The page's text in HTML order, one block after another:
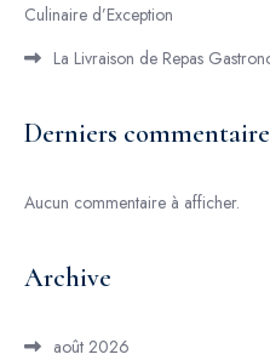
Culinaire d’Exception
La Livraison de Repas
Derniers
Aucun commentaire à afficher.
Archive
août 2026